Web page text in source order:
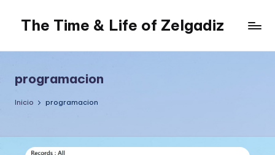
contenido
The Time & Life of Zelgadiz
programacion
Inicio programacion